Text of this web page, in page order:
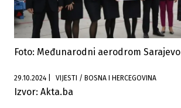
Foto: Međunarodni aerodrom Sarajevo
29.10.2024 VIJESTI / BOSNA I HERCEGOVINA
Izvor: Akta.ba